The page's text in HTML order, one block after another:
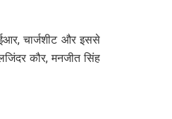
चार्जशीट और इससे
कौर, मनजीत सिंह